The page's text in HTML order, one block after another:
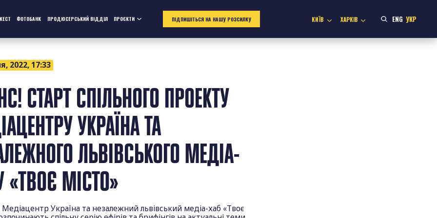
ФОТОБАНК ПРОДЮСЕРСЬКИЙ ВІДДІЛ ПРОЄКТИ ПІДПИШІТЬСЯ НА НАШУ РОЗСИЛКУ КИЇВ ХАРКІВ ENG УКР
2022, 17:33
СТАРТ СПІЛЬНОГО ПРОЕКТУ
УКРАЇНА ТА
ЛЬВІВСЬКОГО МЕДІА-
«ТВОЄ МІСТО»
Медіацентр Україна та незалежний львівський медіа-хаб «Твоє